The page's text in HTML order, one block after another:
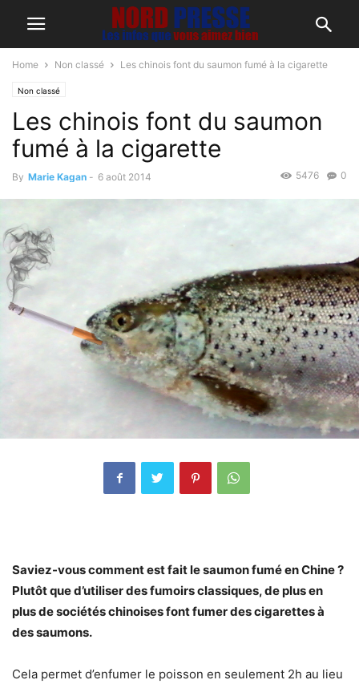
Home Non classé Les chinois font du saumon fumé à la cigarette
Non classé
Les chinois font du saumon
fumé à la cigarette
By Marie Kagan - 6 août 2014 0
5476
Saviez-vous comment est fait le saumon fumé en Chine ?
Plutôt que d’utiliser des fumoirs classiques, de plus en
plus de sociétés chinoises font fumer des cigarettes à
des saumons.
Cela permet d’enfumer le poisson en seulement 2h au lieu